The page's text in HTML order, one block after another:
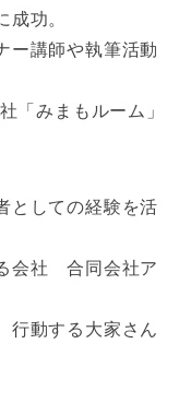
成功。
ー講師や執筆活動
「みまもルーム」
としての経験を活
会社 合同会社ア
行動する大家さん